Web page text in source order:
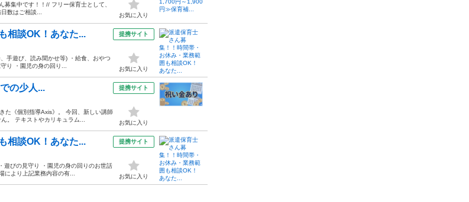
集中です！！// フリー保育士として、
数はご相談...
お気に入り
相談OK！あなた...
手遊び、読み聞かせ等) ・給食、おやつ
り ・園児の身の回り...
提携サイト
お気に入り
の少人...
た《個別指導Axis》。 今回、新しい講師
。 テキストやカリキュラム...
提携サイト
お気に入り
相談OK！あなた...
びの見守り ・園児の身の回りのお世話
より上記業務内容の有...
提携サイト
お気に入り